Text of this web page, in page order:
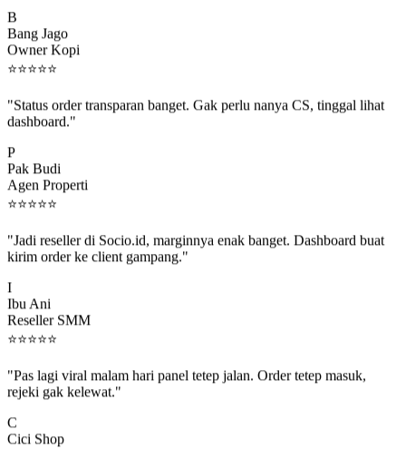
Bang Jago
Owner Kopi
⭐⭐⭐⭐⭐
dashboard."
Pak Budi
Agen Properti
⭐⭐⭐⭐⭐
kirim order ke client gampang."
Ibu Ani
Reseller SMM
⭐⭐⭐⭐⭐
rejeki gak kelewat."
Cici Shop
Importir